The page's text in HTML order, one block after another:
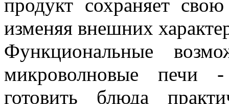
продукт сохраняет
изменяя внешних
Функциональные
микроволновые печи
готовить блюда